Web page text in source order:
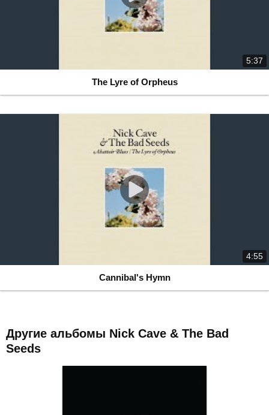
5:37
The Lyre of Orpheus
4:55
Cannibal's Hymn
Другие альбомы Nick Cave & The Bad
Seeds